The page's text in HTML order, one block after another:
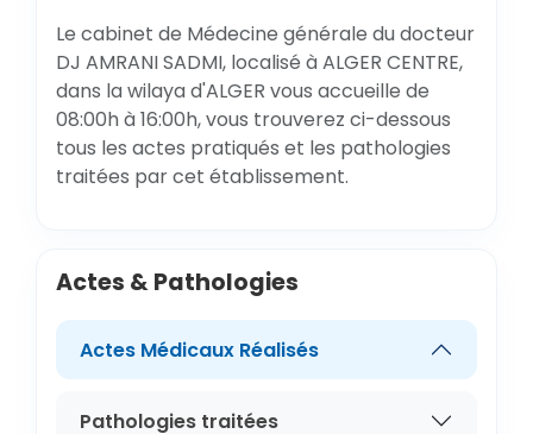
Le cabinet de Médecine générale du docteur
DJ AMRANI SADMI, localisé à ALGER CENTRE,
dans la wilaya d'ALGER vous accueille de
08:00h à 16:00h, vous trouverez ci-dessous
tous les actes pratiqués et les pathologies
traitées par cet établissement.
Actes & Pathologies
Actes Médicaux Réalisés
Pathologies traitées